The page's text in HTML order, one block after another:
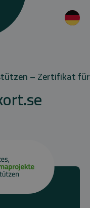
– Zertifikat für